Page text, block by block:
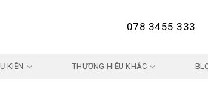
078 3455 333
KIỆN THƯƠNG HIỆU KHÁC